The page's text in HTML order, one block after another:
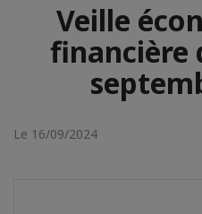
Veille
financière
Le 16/09/2024